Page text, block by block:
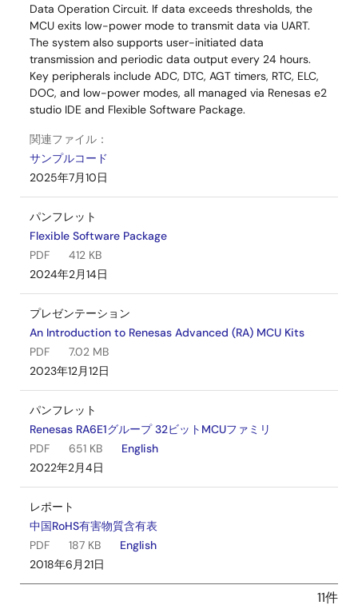
Data Operation Circuit. If data exceeds thresholds, the
MCU exits low-power mode to transmit data via UART.
The system also supports user-initiated data
transmission and periodic data output every 24 hours.
Key peripherals include ADC, DTC, AGT timers, RTC, ELC,
DOC, and low-power modes, all managed via Renesas e2
studio IDE and Flexible Software Package.
関連ファイル：
サンプルコード
2025年7月10日
パンフレット
Flexible Software Package
PDF
412 KB
2024年2月14日
プレゼンテーション
An Introduction to Renesas Advanced (RA) MCU Kits
PDF
7.02 MB
2023年12月12日
パンフレット
Renesas RA6E1グループ 32ビットMCUファミリ
PDF
651 KB
English
2022年2月4日
レポート
中国RoHS有害物質含有表
PDF
187 KB
English
2018年6月21日
11件